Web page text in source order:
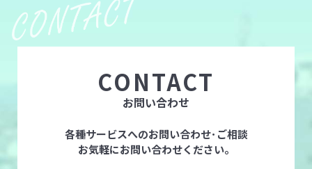
CONTACT
お問い合わせ
各種サービスへのお問い合わせ･ご相談
お気軽にお問い合わせください。